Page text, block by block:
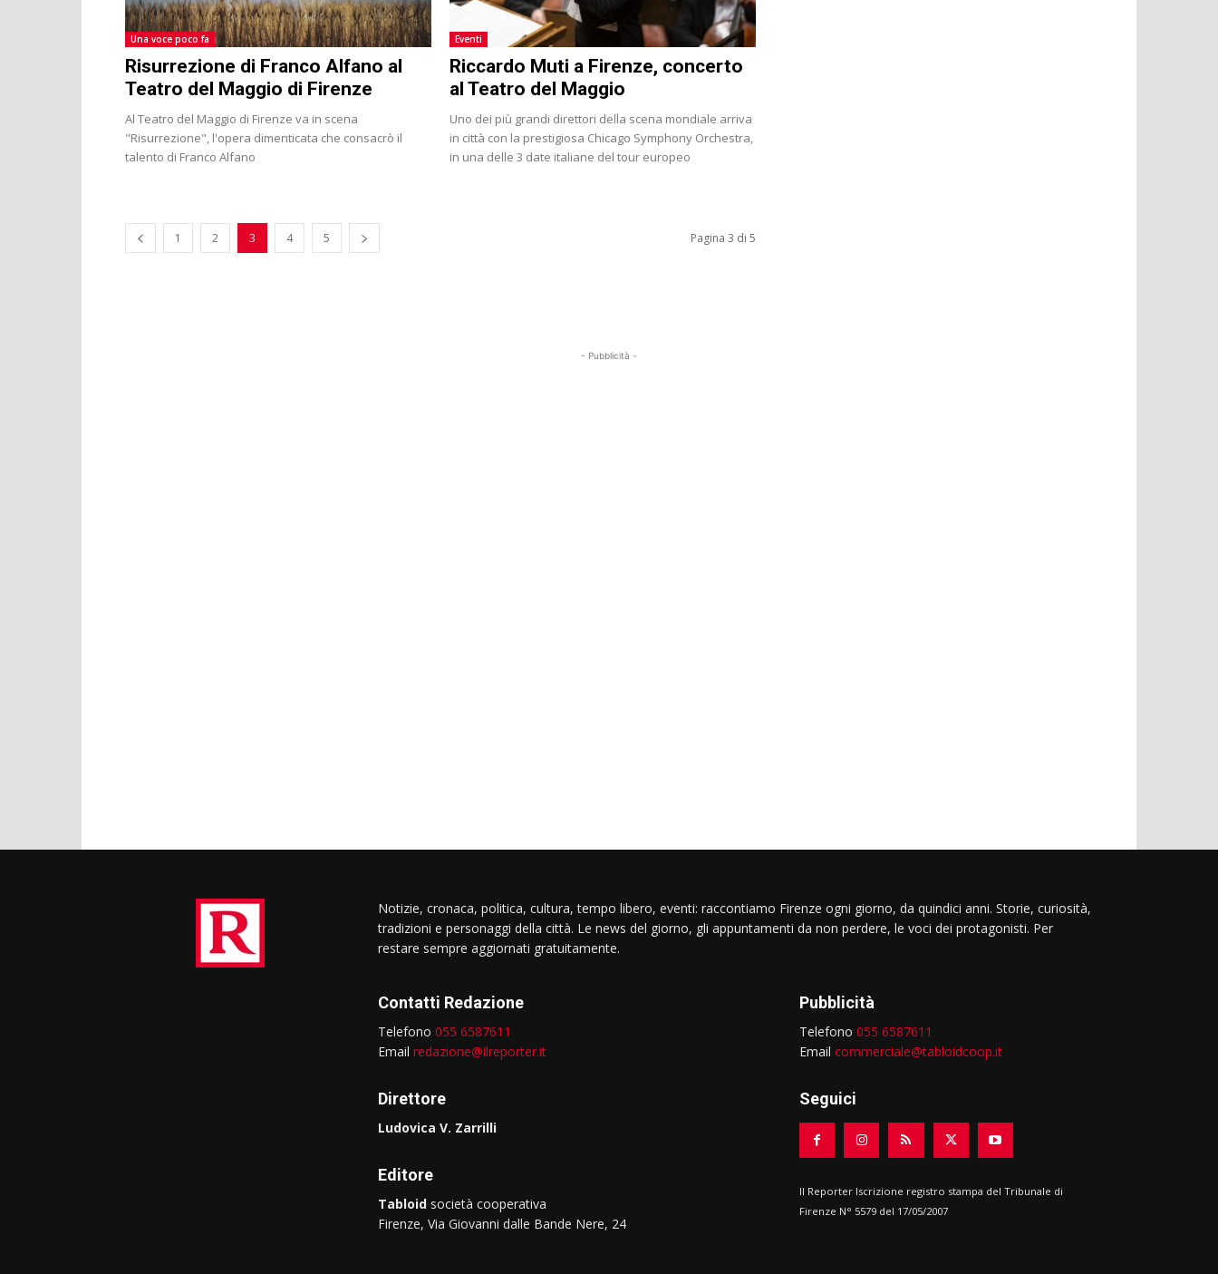
Una voce poco fa
Risurrezione di Franco Alfano al
Teatro del Maggio di Firenze
Al Teatro del Maggio di Firenze va in scena
"Risurrezione", l'opera dimenticata che consacrò il
talento di Franco Alfano
Eventi
Riccardo Muti a Firenze, concerto
al Teatro del Maggio
Uno dei più grandi direttori della scena mondiale arriva
in città con la prestigiosa Chicago Symphony Orchestra,
in una delle 3 date italiane del tour europeo
1 2 3 4 5 Pagina 3 di 5
- Pubblicità -
Notizie, cronaca, politica, cultura, tempo libero, eventi: raccontiamo Firenze ogni giorno, da quindici anni. Storie, curiosità,
tradizioni e personaggi della città. Le news del giorno, gli appuntamenti da non perdere, le voci dei protagonisti. Per
restare sempre aggiornati gratuitamente.
Contatti Redazione
Telefono 055 6587611
Email redazione@ilreporter.it
Direttore
Ludovica V. Zarrilli
Editore
Tabloid società cooperativa
Firenze, Via Giovanni dalle Bande Nere, 24
Pubblicità
Telefono 055 6587611
Email commerciale@tabloidcoop.it
Seguici
Il Reporter Iscrizione registro stampa del Tribunale di
Firenze N° 5579 del 17/05/2007